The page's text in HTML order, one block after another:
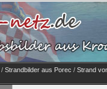
/ Strandbilder aus Porec / Strand